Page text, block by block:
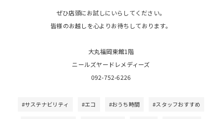
ぜひ店頭にお試しにいらしてください。
皆様のお越しを心よりお待ちしております。
大丸福岡東館1階
ニールズヤードレメディーズ
092-752-6226
#サステナビリティ #エコ #おうち時間 #スタッフおすすめ